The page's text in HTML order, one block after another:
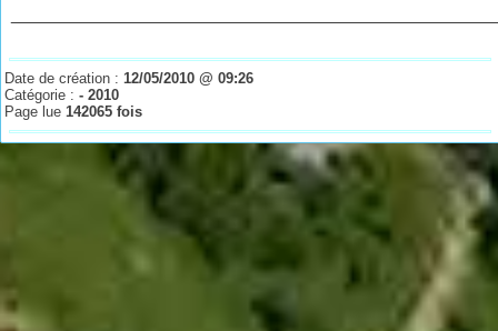
Date de création :12/05/2010 @ 09:26
Catégorie :- 2010
Page lue142065 fois